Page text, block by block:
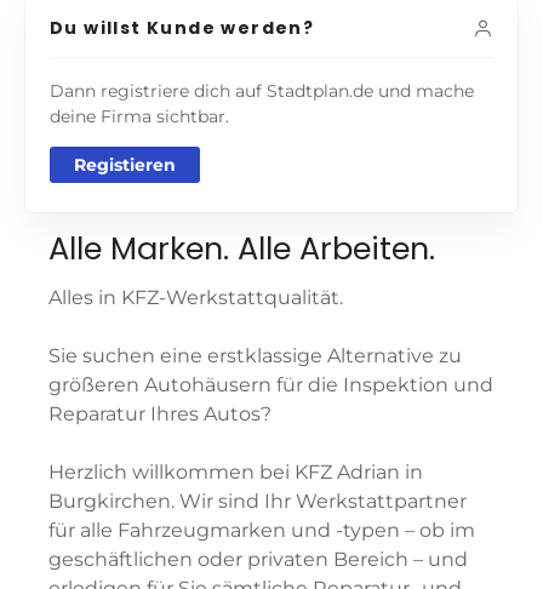
Du willst Kunde werden?
Dann registriere dich auf Stadtplan.de und mache
deine Firma sichtbar.
Registieren
Alle Marken. Alle Arbeiten.
Alles in KFZ-Werkstattqualität.
Sie suchen eine erstklassige Alternative zu
größeren Autohäusern für die Inspektion und
Reparatur Ihres Autos?
Herzlich willkommen bei KFZ Adrian in
Burgkirchen. Wir sind Ihr Werkstattpartner
für alle Fahrzeugmarken und -typen – ob im
geschäftlichen oder privaten Bereich – und